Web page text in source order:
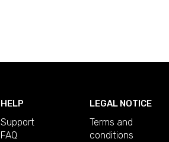
HELP
Support
FAQ
LEGAL NOTICE
Terms and
conditions